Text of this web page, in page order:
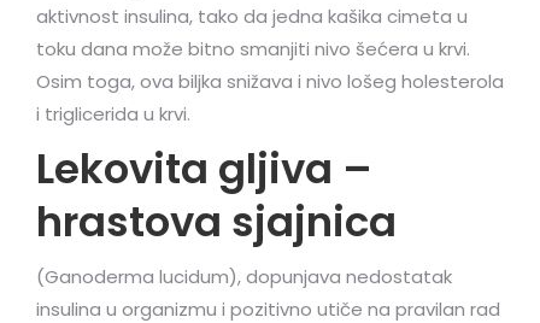
aktivnost insulina, tako da jedna kašika cimeta u
toku dana može bitno smanjiti nivo šećera u krvi.
Osim toga, ova biljka snižava i nivo lošeg holesterola
i triglicerida u krvi.
Lekovita gljiva –
hrastova sjajnica
(Ganoderma lucidum), dopunjava nedostatak
insulina u organizmu i pozitivno utiče na pravilan rad